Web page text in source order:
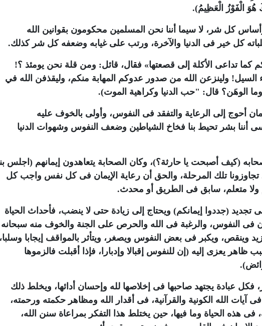
هُوَ الْفَوْزُ الْعَظِيمُ).
كل شر، لا سيما أننا نحن المسلمين محكومون بقوانين الله
كل خير فى الدنيا والآخرة، ورتب على غيابه وضعفه كل شر كذلك.
تداعى الأكلة إلى قصعتها» فقال، قائل: ومن قلة نحن يومئذ ؟!
السيل! ولينزعن الله من صدور عدوكم المهابة منكم، وليقذفن الله في
الوهَن؟ قال: "حب الدنيا وكراهية الموت).
أحوج إلى الرعاية والتفقد فى النفوس، وأولى بالخوف عليه
أننا بشر تحيط بنا فخاخ الشياطين وضعف النفوس وشهوات الدنيا
(كيف أصبحت يا حارثة؟)، وكان الصحابة يتعاهدون إيمانهم (اجلس
تجاوزونا تلك المرحلة، والحق أن رعاية الإيمان فى كل نفس واجب كل
ولا متعلم، سابق فى الطريق أو محدث.
تجديد (جددوا إيمانكم) ويحتاج إلى زيادة حتى لا ينضب، فأحداث الحياة
فى النفوس، والرغبة فى الله والحرص على الجنة والخوف منه سبحانه
وينقص، ويكبر فى بعض النفوس ويصغر، ويتأثر بالمواقف إيجابا وسلبا،
يعزى إليه (إن للنفوس إقبالا وإدبارا، فإذا أقبلت فالزموها
).
فكل عبادة يجتهد صاحبها فى إخلاصها لله وإحسان أدائها، ويخلط ذلك
آيات الله الكونية والقرآنية، فى أقدار الله ومظاهر حكمته ورحمته،
فى هذه الحياة وما فيها، حين يختلط هذا التفكر بمراعاة سنن الله،